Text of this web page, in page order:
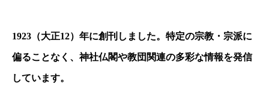
1923 （大正12）年に創刊しました。特定の宗教・宗派に
偏ることなく、神社仏閣や教団関連の多彩な情報を発信
しています。